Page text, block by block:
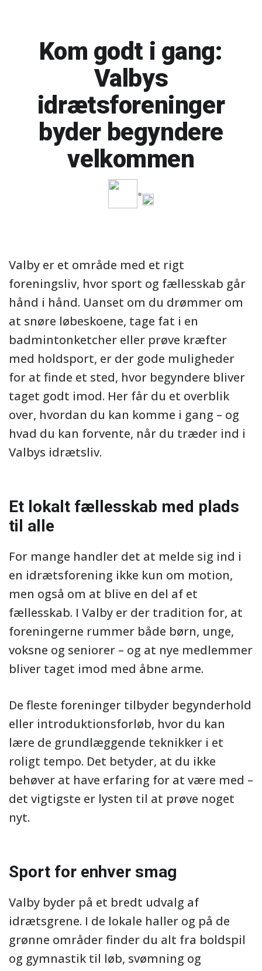
Kom godt i gang:
Valbys
idrætsforeninger
byder begyndere
velkommen
Valby er et område med et rigt
foreningsliv, hvor sport og fællesskab går
hånd i hånd. Uanset om du drømmer om
at snøre løbeskoene, tage fat i en
badmintonketcher eller prøve kræfter
med holdsport, er der gode muligheder
for at finde et sted, hvor begyndere bliver
taget godt imod. Her får du et overblik
over, hvordan du kan komme i gang – og
hvad du kan forvente, når du træder ind i
Valbys idrætsliv.
Et lokalt fællesskab med plads
til alle
For mange handler det at melde sig ind i
en idrætsforening ikke kun om motion,
men også om at blive en del af et
fællesskab. I Valby er der tradition for, at
foreningerne rummer både børn, unge,
voksne og seniorer – og at nye medlemmer
bliver taget imod med åbne arme.
De fleste foreninger tilbyder begynderhold
eller introduktionsforløb, hvor du kan
lære de grundlæggende teknikker i et
roligt tempo. Det betyder, at du ikke
behøver at have erfaring for at være med –
det vigtigste er lysten til at prøve noget
nyt.
Sport for enhver smag
Valby byder på et bredt udvalg af
idrætsgrene. I de lokale haller og på de
grønne områder finder du alt fra boldspil
og gymnastik til løb, svømning og